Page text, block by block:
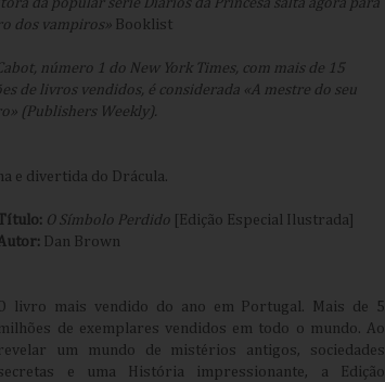
da popular série Diários da Princesa salta agora para
dos vampiros» Booklist
número 1 do New York Times, com mais de 15
de livros vendidos, é considerada «A mestre do seu
(Publishers Weekly).
e divertida do Drácula.
O Símbolo Perdido [Edição Especial Ilustrada]
Dan Brown
livro mais vendido do ano em Portugal. Mais de 5
de exemplares vendidos em todo o mundo. Ao
um mundo de mistérios antigos, sociedades
e uma História impressionante, a Edição